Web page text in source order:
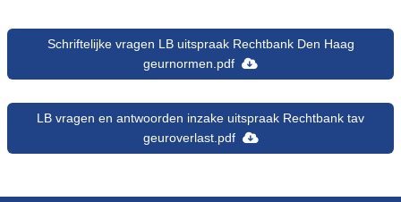
Schriftelijke vragen LB uitspraak Rechtbank Den Haag
geurnormen.pdf
LB vragen en antwoorden inzake uitspraak Rechtbank tav
geuroverlast.pdf